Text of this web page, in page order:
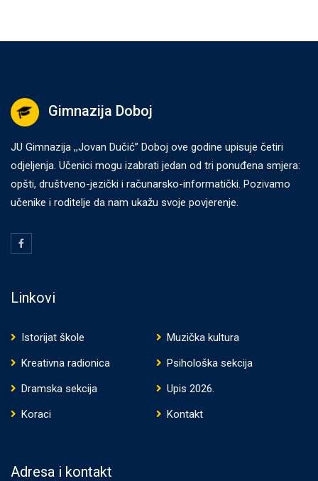
Gimnazija Doboj
JU Gimnazija ,,Jovan Dučić” Doboj ove godine upisuje četiri
odjeljenja. Učenici mogu izabrati jedan od tri ponuđena smjera:
opšti, društveno-jezički i računarsko-informatički. Pozivamo
učenike i roditelje da nam ukažu svoje povjerenje.
Linkovi
Istorijat škole
Muzička kultura
Kreativna radionica
Psihološka sekcija
Dramska sekcija
Upis 2026.
Koraci
Kontakt
Adresa i kontakt